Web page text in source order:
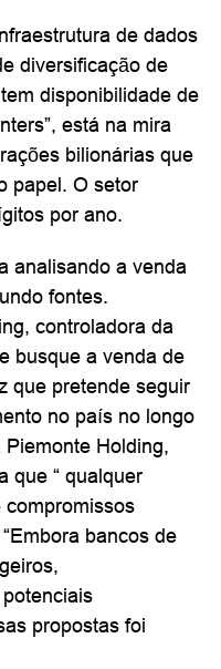
de dados
diversificação de
disponibilidade de
está na mira
bilionárias que
papel. O setor
por ano.
analisando a venda
fontes.
controladora da
busque a venda de
que pretende seguir
no país no longo
Holding,
que “ qualquer
bancos de
propostas foi